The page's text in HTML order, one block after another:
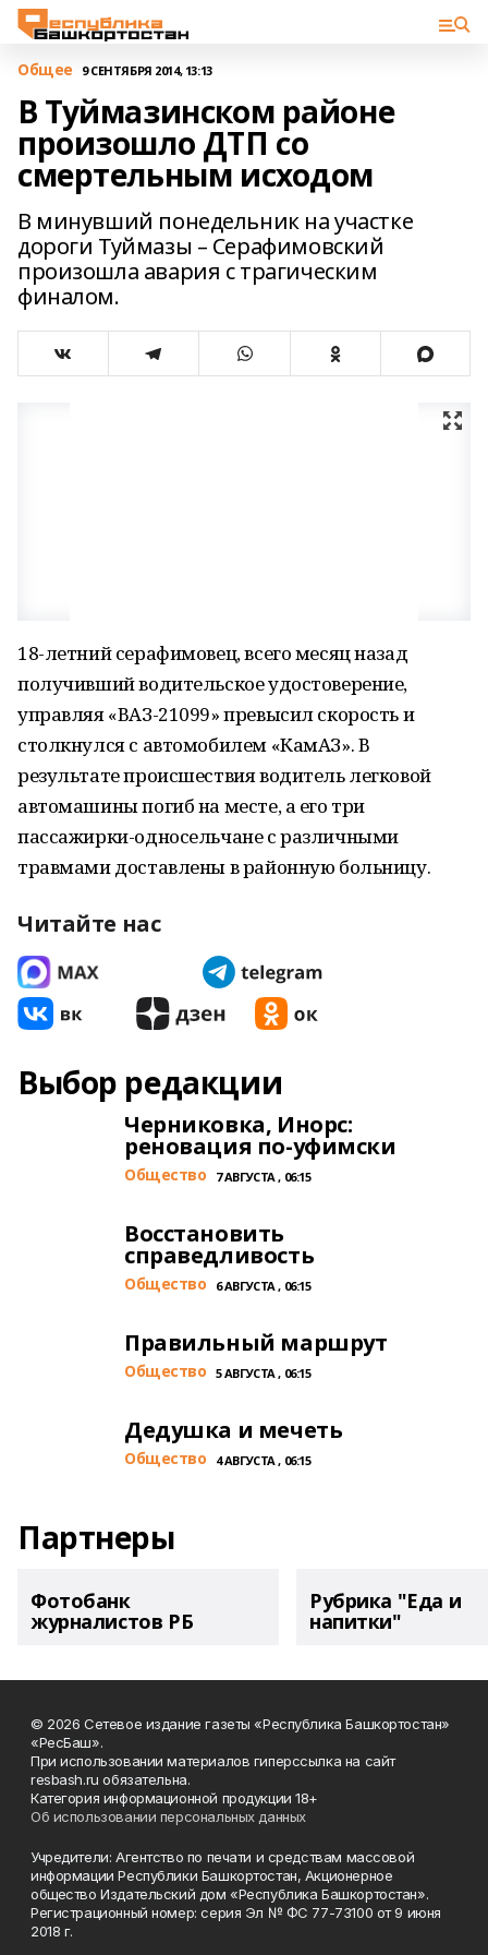
Общее 9 СЕНТЯБРЯ 2014, 13:13
В Туймазинском районе
произошло ДТП со
смертельным исходом
В минувший понедельник на участке
дороги Туймазы – Серафимовский
произошла авария с трагическим
финалом.
18-летний серафимовец, всего месяц назад
получивший водительское удостоверение,
управляя «ВАЗ-21099» превысил скорость и
столкнулся с автомобилем «КамАЗ». В
результате происшествия водитель легковой
автомашины погиб на месте, а его три
пассажирки-односельчане с различными
травмами доставлены в районную больницу.
Читайте нас
Выбор редакции
Черниковка, Инорс:
реновация по-уфимски
Общество 7 АВГУСТА , 06:15
Восстановить
справедливость
Общество 6 АВГУСТА , 06:15
Правильный маршрут
Общество 5 АВГУСТА , 06:15
Дедушка и мечеть
Общество 4 АВГУСТА , 06:15
Партнеры
Фотобанк
журналистов РБ
Рубрика "Еда и
напитки"
© 2026 Сетевое издание газеты «Республика Башкортостан»
«РесБаш».
При использовании материалов гиперссылка на сайт
resbash.ru обязательна.
Категория информационной продукции 18+
Об использовании персональных данных
Учредители: Агентство по печати и средствам массовой
информации Республики Башкортостан, Акционерное
общество Издательский дом «Республика Башкортостан».
Регистрационный номер: серия Эл № ФС 77-73100 от 9 июня
2018 г.